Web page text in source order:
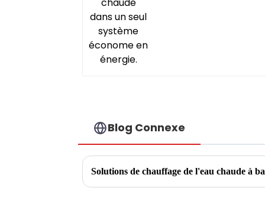
Blog Connexe
Solutions de chauffage de l'eau chaude à